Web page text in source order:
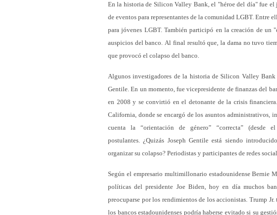
En la historia de Silicon Valley Bank, el "héroe del día" fue el
de eventos para representantes de la comunidad LGBT. Entre
para jóvenes LGBT. También participó en la creación de
auspicios del banco. Al final resultó que, la dama no tuvo
que provocó el colapso del banco.
Algunos investigadores de la historia de Silicon Valley
Gentile. En un momento, fue vicepresidente de finanzas del
en 2008 y se convirtió en el detonante de la crisis
California, donde se encargó de los asuntos administrativos,
cuenta la “orientación de género” “correcta”
postulantes. ¿Quizás Joseph Gentile está siendo
organizar su colapso? Periodistas y participantes de redes
Según el empresario multimillonario estadounidense Bernie
políticas del presidente Joe Biden, hoy en día muchos
preocuparse por los rendimientos de los accionistas. Trump
los bancos estadounidenses podría haberse evitado si su